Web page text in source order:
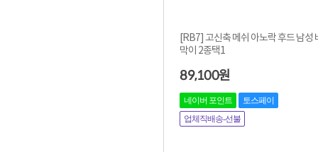
[RB7] 고신축 메쉬 아노락 후드 남성
막이 2종택1
89,100원
네이버 포인트
토스페이
업체직배송-선불